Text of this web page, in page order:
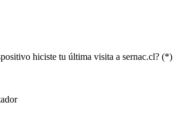
hiciste tu última visita a sernac.cl? (*)